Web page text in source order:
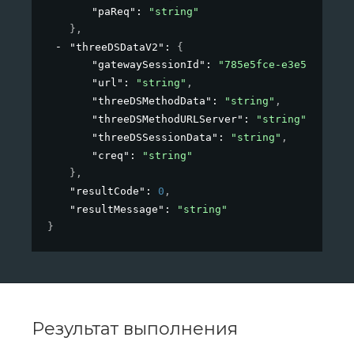
"paReq" :
"string"
} ,
"threeDSDataV2" : {
"gatewaySessionId" :
"785e5fce-e3e5-411a-
"url" : "string" ,
"threeDSMethodData" : "string" ,
"threeDSMethodURLServer" : "string"
"threeDSSessionData" : "string" ,
"creq" :
"string"
} ,
"resultCode" : 0 ,
"resultMessage" :
"string"
}
Результат выполнения